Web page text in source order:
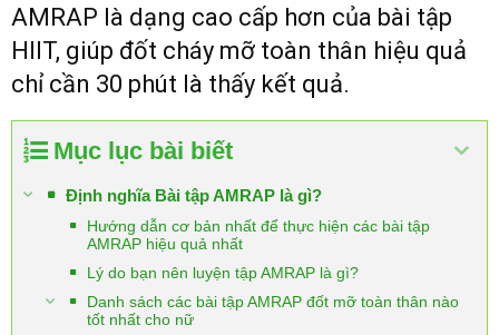
AMRAP là dạng cao cấp hơn của bài tập
HIIT, giúp đốt cháy mỡ toàn thân hiệu quả
chỉ cần 30 phút là thấy kết quả.
Mục lục bài biết
Định nghĩa Bài tập AMRAP là gì?
Hướng dẫn cơ bản nhất để thực hiện các bài tập
AMRAP hiệu quả nhất
Lý do bạn nên luyện tập AMRAP là gì?
Danh sách các bài tập AMRAP đốt mỡ toàn thân nào
tốt nhất cho nữ